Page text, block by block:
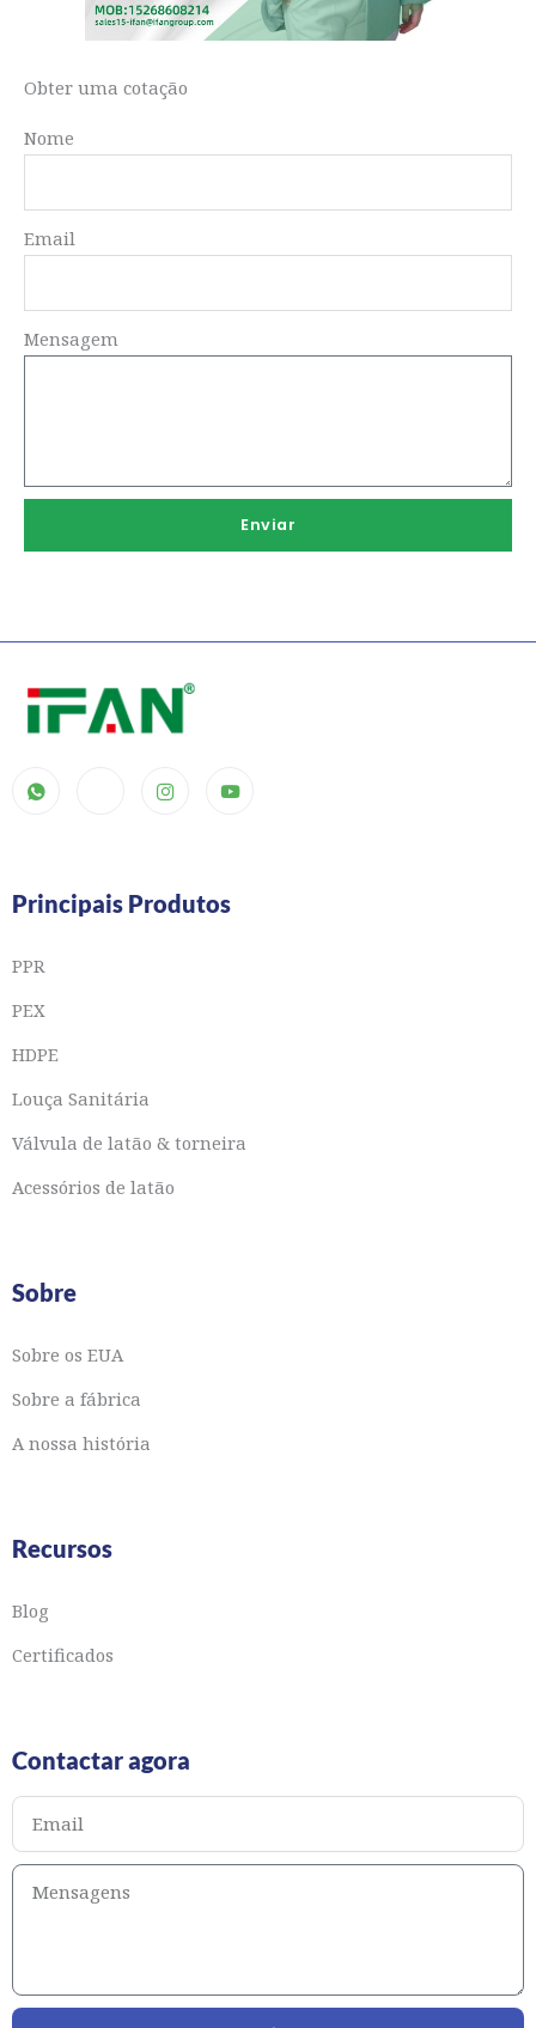
Obter uma cotação
Nome
Email
Mensagem
Enviar
Principais Produtos
PPR
PEX
HDPE
Louça Sanitária
Válvula de latão & torneira
Acessórios de latão
Sobre
Sobre os EUA
Sobre a fábrica
A nossa história
Recursos
Blog
Certificados
Contactar agora